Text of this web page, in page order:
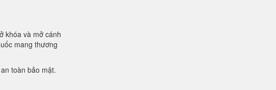
khóa và mở cánh
mang thương
toàn bảo mật.